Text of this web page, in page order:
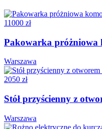
11000 zł
Pakowarka próżniowa
Warszawa
2050 zł
Stół przyścienny z
Warszawa